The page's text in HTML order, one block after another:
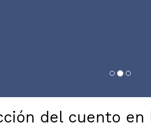
del cuento en